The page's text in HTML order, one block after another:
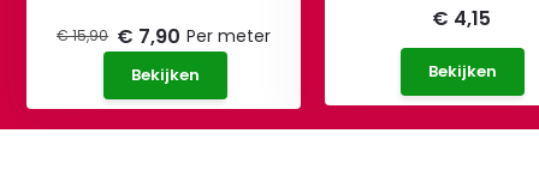
€ 15,90 € 7,90 Per meter
Bekijken
€ 4,15
Bekijken